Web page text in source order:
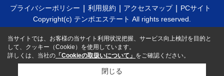
プライバシーポリシー 利用規約 アクセスマップ
PCサイト
Copyright(c) テンポエステート All rights reserved.
当サイトでは、お客様の当サイト利用状況把握、サービス向上検討を目的と
して、クッキー（Cookie）を使用しています。
詳しくは、当社の 「Cookieの取扱いについて」 をご確認ください。
閉じる